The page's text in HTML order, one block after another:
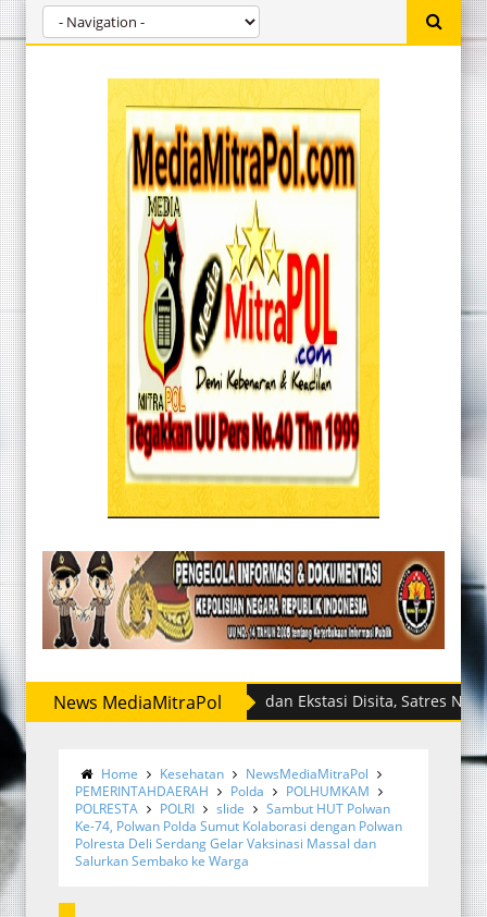
News MediaMitraPolSabu dan Ekstasi Disita, Satres Narkoba
Home Kesehatan
NewsMediaMitraPol
PEMERINTAHDAERAH
Polda
POLHUMKAM
POLRESTA
POLRI slide
Sambut HUT Polwan
Ke-74, Polwan Polda Sumut Kolaborasi dengan Polwan
Polresta Deli Serdang Gelar Vaksinasi Massal dan
Salurkan Sembako ke Warga